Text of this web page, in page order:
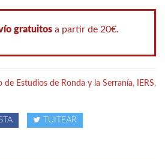
gratuitos a partir de 20€.
de Estudios de Ronda y la Serranía, IERS,
TUITEAR